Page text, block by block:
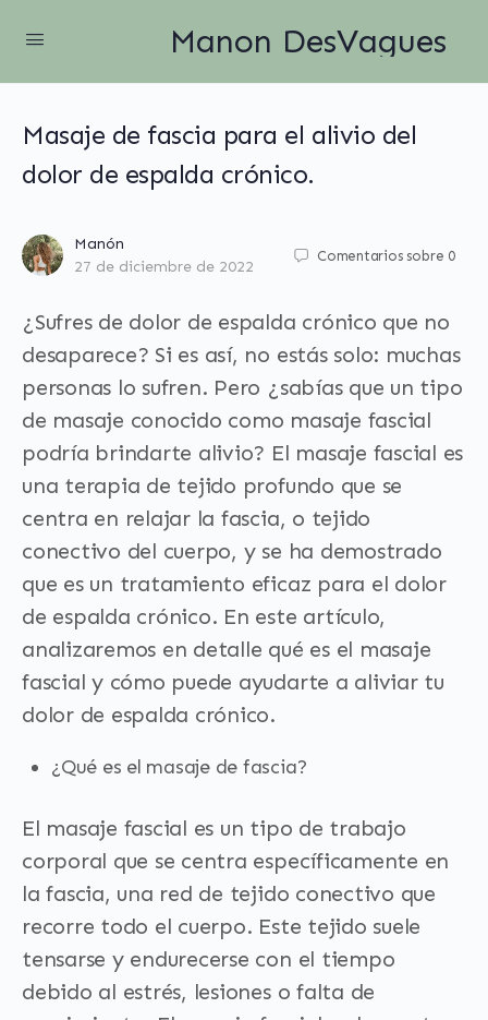
Manon DesVagues
Masaje de fascia para el alivio del
dolor de espalda crónico.
Manón
27 de diciembre de 2022
Comentarios sobre 0
¿Sufres de dolor de espalda crónico que no
desaparece? Si es así, no estás solo: muchas
personas lo sufren. Pero ¿sabías que un tipo
de masaje conocido como masaje fascial
podría brindarte alivio? El masaje fascial es
una terapia de tejido profundo que se
centra en relajar la fascia, o tejido
conectivo del cuerpo, y se ha demostrado
que es un tratamiento eficaz para el dolor
de espalda crónico. En este artículo,
analizaremos en detalle qué es el masaje
fascial y cómo puede ayudarte a aliviar tu
dolor de espalda crónico.
¿Qué es el masaje de fascia?
El masaje fascial es un tipo de trabajo
corporal que se centra específicamente en
la fascia, una red de tejido conectivo que
recorre todo el cuerpo. Este tejido suele
tensarse y endurecerse con el tiempo
debido al estrés, lesiones o falta de